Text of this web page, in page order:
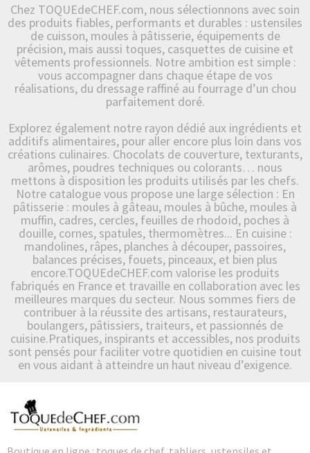
Chez TOQUEdeCHEF.com, nous sélectionnons avec soin
des produits fiables, performants et durables : ustensiles
de cuisson, moules à pâtisserie, équipements de
précision, mais aussi toques, casquettes de cuisine et
vêtements professionnels. Notre ambition est simple :
vous accompagner dans chaque étape de vos
réalisations, du dressage raffiné au fourrage d’un chou
parfaitement doré.
Explorez également notre rayon dédié aux ingrédients et
additifs alimentaires, pour aller encore plus loin dans vos
créations culinaires. Chocolats de couverture, texturants,
arômes, poudres techniques ou colorants… nous
mettons à disposition les produits utilisés par les chefs.
Notre catalogue vous propose une large sélection : En
pâtisserie : moules à gâteau, moules à bûche, moules à
muffin, cadres, cercles, feuilles de rhodoïd, poches à
douille, cornes, spatules, thermomètres... En cuisine :
mandolines, râpes, planches à découper, passoires,
balances précises, fouets, pinceaux, et bien plus
encore.TOQUEdeCHEF.com valorise les produits
fabriqués en France et travaille en collaboration avec les
meilleures marques du secteur. Nous sommes fiers de
contribuer à la réussite des artisans, restaurateurs,
boulangers, pâtissiers, traiteurs, et passionnés de
cuisine.Pratiques, inspirants et accessibles, nos produits
sont pensés pour faciliter votre quotidien en cuisine tout
en vous aidant à atteindre un haut niveau d’exigence.